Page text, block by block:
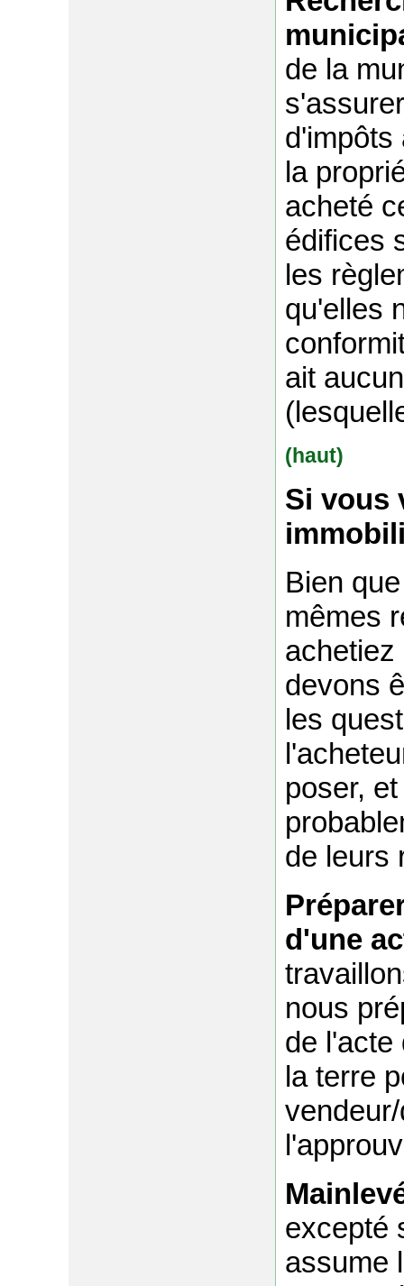
de la
d'impôts
la
acheté
édifices
les
qu'elles
ait
(haut)
Si vous
Bien
mêmes
achetiez
devons
les
poser,
de leurs
d'une
nous
de l'acte
la terre
excepté
assume